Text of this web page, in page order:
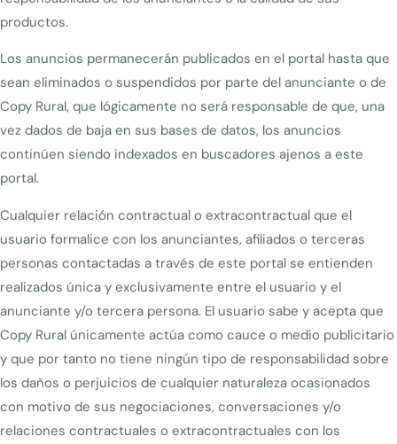
productos.
Los anuncios permanecerán publicados en el portal hasta que
sean eliminados o suspendidos por parte del anunciante o de
Copy Rural, que lógicamente no será responsable de que, una
vez dados de baja en sus bases de datos, los anuncios
continúen siendo indexados en buscadores ajenos a este
portal.
Cualquier relación contractual o extracontractual que el
usuario formalice con los anunciantes, afiliados o terceras
personas contactadas a través de este portal se entienden
realizados única y exclusivamente entre el usuario y el
anunciante y/o tercera persona. El usuario sabe y acepta que
Copy Rural únicamente actúa como cauce o medio publicitario
y que por tanto no tiene ningún tipo de responsabilidad sobre
los daños o perjuicios de cualquier naturaleza ocasionados
con motivo de sus negociaciones, conversaciones y/o
relaciones contractuales o extracontractuales con los